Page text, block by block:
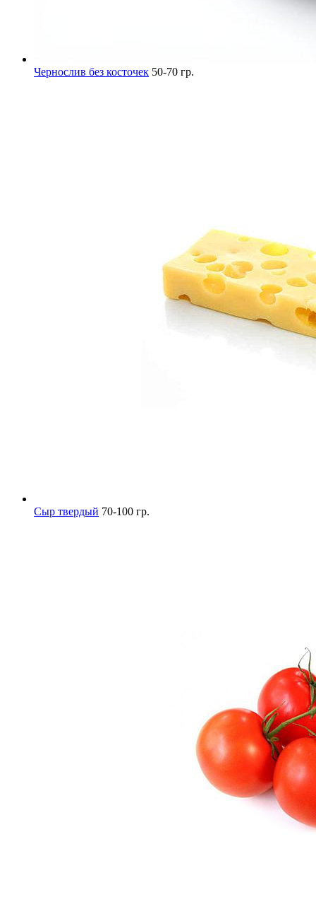
Чернослив без косточек 50-70 гр.
Сыр твердый 70-100 гр.